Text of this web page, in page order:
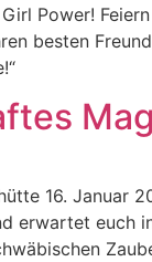
Power!
besten
16. Januar
erwartet euch